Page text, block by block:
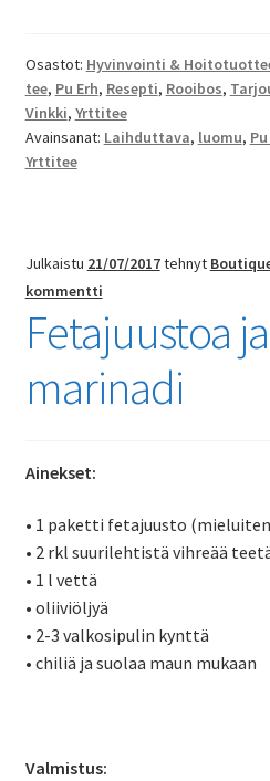
Osastot: Hyvinvointi &
tee, Pu Erh, Resepti, Rooibos,
Vinkki, Yrttitee
Avainsanat: Laihduttava, luomu,
Yrttitee
Julkaistu 21/07/2017tehnyt
kommentti
Fetajuustoa
marinadi
Ainekset:
• 1 paketti fetajuusto
• 2 rkl suurilehtistä vihreää
• 1 l vettä
• oliiviöljyä
• 2-3 valkosipulin kynttä
• chiliä ja suolaa maun mukaan
Valmistus: